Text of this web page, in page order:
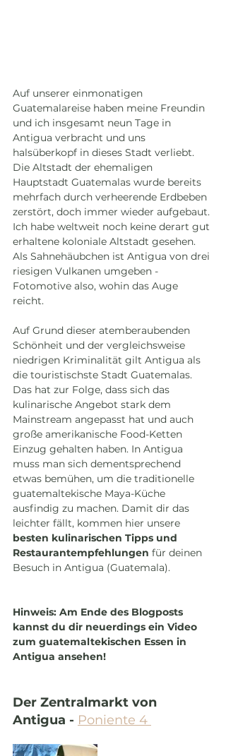
Auf unserer einmonatigen
Guatemalareise haben meine Freundin
und ich insgesamt neun Tage in
Antigua verbracht und uns
halsüberkopf in dieses Stadt verliebt.
Die Altstadt der ehemaligen
Hauptstadt Guatemalas wurde bereits
mehrfach durch verheerende Erdbeben
zerstört, doch immer wieder aufgebaut.
Ich habe weltweit noch keine derart gut
erhaltene koloniale Altstadt gesehen.
Als Sahnehäubchen ist Antigua von drei
riesigen Vulkanen umgeben -
Fotomotive also, wohin das Auge
reicht.
Auf Grund dieser atemberaubenden
Schönheit und der vergleichsweise
niedrigen Kriminalität gilt Antigua als
die touristischste Stadt Guatemalas.
Das hat zur Folge, dass sich das
kulinarische Angebot stark dem
Mainstream angepasst hat und auch
große amerikanische Food-Ketten
Einzug gehalten haben. In Antigua
muss man sich dementsprechend
etwas bemühen, um die traditionelle
guatemaltekische Maya-Küche
ausfindig zu machen. Damit dir das
leichter fällt, kommen hier unsere
besten kulinarischen Tipps und
Restaurantempfehlungen für deinen
Besuch in Antigua (Guatemala).
Hinweis: Am Ende des Blogposts
kannst du dir neuerdings ein Video
zum guatemaltekischen Essen in
Antigua ansehen!
Der Zentralmarkt von
Antigua - Poniente 4